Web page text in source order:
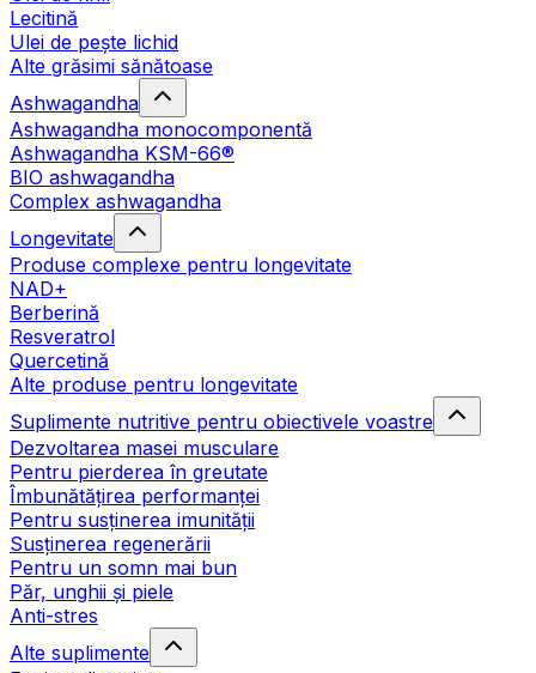
Lecitină
Ulei de pește lichid
Alte grăsimi sănătoase
Ashwagandha
Ashwagandha monocomponentă
Ashwagandha KSM-66®
BIO ashwagandha
Complex ashwagandha
Longevitate
Produse complexe pentru longevitate
NAD+
Berberină
Resveratrol
Quercetină
Alte produse pentru longevitate
Suplimente nutritive pentru obiectivele voastre
Dezvoltarea masei musculare
Pentru pierderea în greutate
Îmbunătățirea performanței
Pentru susținerea imunității
Susținerea regenerării
Pentru un somn mai bun
Păr, unghii și piele
Anti-stres
Alte suplimente